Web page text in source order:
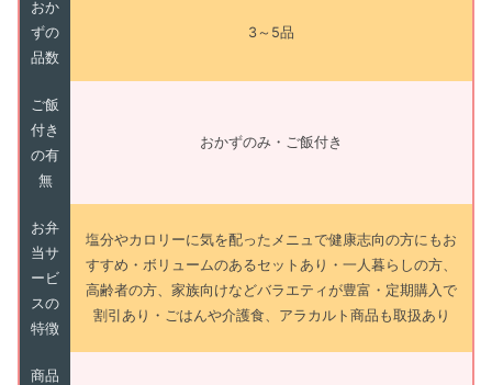
おか
ずの
品数
3～5品
ご飯
付き
の有
無
おかずのみ・ご飯付き
お弁
当サ
ービ
スの
特徴
塩分やカロリーに気を配ったメニュで健康志向の方にもお
すすめ・ボリュームのあるセットあり・一人暮らしの方、
高齢者の方、家族向けなどバラエティが豊富・定期購入で
割引あり・ごはんや介護食、アラカルト商品も取扱あり
商品